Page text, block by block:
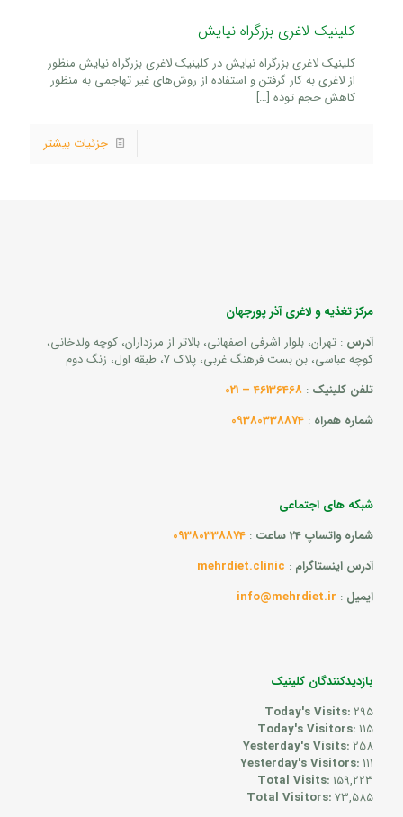
کلینیک لاغری بزرگراه نیایش
کلینیک لاغری بزرگراه نیایش در کلینیک لاغری بزرگراه نیایش منظور
از لاغری به کار گرفتن و استفاده از روش‌های غیر تهاجمی به منظور
کاهش حجم توده […]
جزئیات بیشتر
مرکز تغذیه و لاغری آذر پورجهان
آدرس : تهران، بلوار اشرفی اصفهانی، بالاتر از مرزداران، کوچه ولدخانی،
کوچه عباسی، بن بست فرهنگ غربی، پلاک 7، طبقه اول، زنگ دوم
تلفن کلینیک :
46136468 – 021
شماره همراه :
09380338874
شبکه های اجتماعی
شماره واتساپ 24 ساعت
:
09380338874
آدرس اینستاگرام :
mehrdiet.clinic
ایمیل :
info@mehrdiet.ir
بازدیدکنندگان کلینیک
Today's Visits:295
Today's Visitors:115
Yesterday's Visits:258
Yesterday's Visitors:111
Total Visits:159,223
Total Visitors:73,585